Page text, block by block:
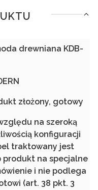
drewniana KDB-
złożony, gotowy
na szeroką
konfiguracji
traktowany jest
produkt na specjalne
i nie podlega
(art. 38 pkt. 3